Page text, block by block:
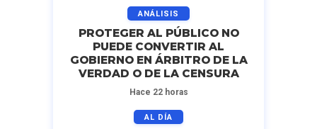
ANÁLISIS
PROTEGER AL PÚBLICO NO
PUEDE CONVERTIR AL
GOBIERNO EN ÁRBITRO DE LA
VERDAD O DE LA CENSURA
Hace 22 horas
AL DÍA